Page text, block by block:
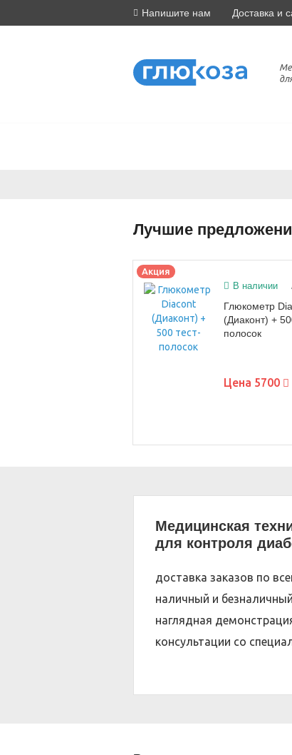
Напишите нам Доставка и
Лучшие
Акция
В наличии
Глюкометр
(Диаконт) +
полосок
Цена 5700
Медицинская
для контроля
доставка заказов по
наличный и
наглядная
консультации со